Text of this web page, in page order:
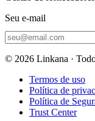
Seu e-mail
© 2026 Linkana ·
Termos de uso
Política de
Política de
Trust Center